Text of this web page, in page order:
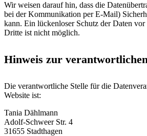
Wir weisen darauf hin, dass die
bei der Kommunikation per E-Mail)
kann. Ein lückenloser Schutz der Daten
Dritte ist nicht möglich.
Hinweis zur
Die verantwortliche Stelle für die
Website ist:
Tania Dählmann
Adolf-Schweer Str. 4
31655 Stadthagen